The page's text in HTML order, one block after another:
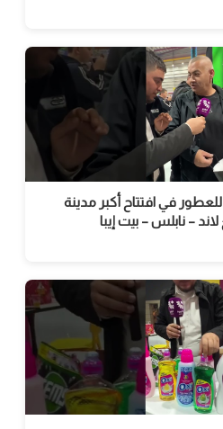
مشاركة مميزة من TUSH للعطور في افتتاح أكبر مدينة
– نابلس – بيت إيبا